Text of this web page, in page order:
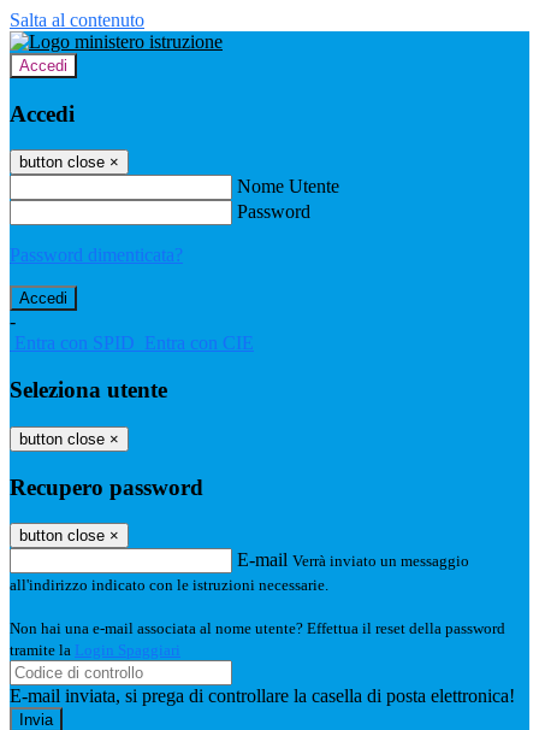
Salta al contenuto
Accedi
Accedi
button close ×
Nome Utente
Password
Password dimenticata?
-
Entra con SPID Entra con CIE
Seleziona utente
button close ×
Recupero password
button close ×
E-mail Verrà inviato un messaggio
all'indirizzo indicato con le istruzioni necessarie.
Non hai una e-mail associata al nome utente? Effettua il reset della password
tramite la Login Spaggiari
E-mail inviata, si prega di controllare la casella di posta elettronica!